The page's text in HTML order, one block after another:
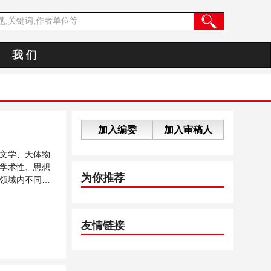
我 们
学、天体物
术性、思想
域内不同方
加入编委 加入审稿人
为你推荐
友情链接